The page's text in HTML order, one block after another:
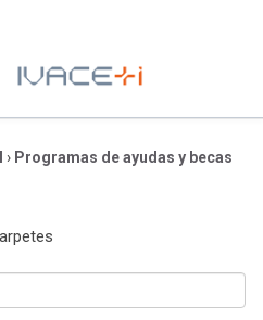
› Programas de ayudas y becas